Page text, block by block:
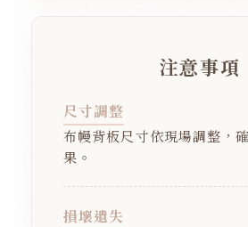
注意事項
尺寸調整
布幔背板尺寸依現場調整，
果。
損壞遺失